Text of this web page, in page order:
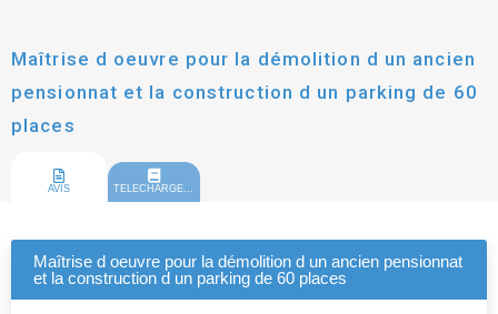
Maîtrise d oeuvre pour la démolition d un ancien
pensionnat et la construction d un parking de 60
places
AVIS TELECHARGEMENT
Maîtrise d oeuvre pour la démolition d un ancien pensionnat
et la construction d un parking de 60 places